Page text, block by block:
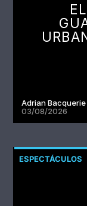
Adrian Bacquerie
03/08/2026
ESPECTÁCULOS